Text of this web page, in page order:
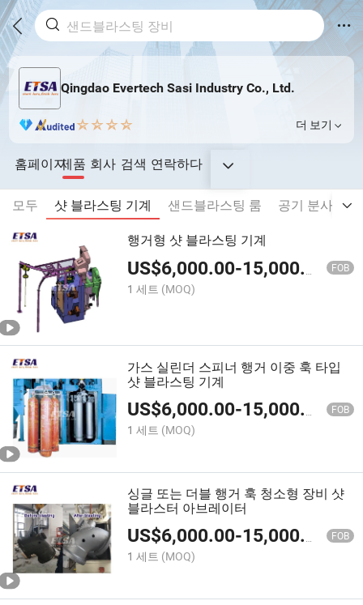
Qingdao Evertech Sasi Industry Co., Ltd.
더 보기
홈페이지제품 회사 검색 연락하다
모두 샷 블라스팅 기계 샌드블라스팅 룸
공기 분사 및
행거형 샷 블라스팅 기계
US$6,000.00-15,000.00 FOB
1 세트 (MOQ)
가스 실린더 스피너 행거 이중 훅 타입
샷 블라스팅 기계
US$6,000.00-15,000.00 FOB
1 세트 (MOQ)
싱글 또는 더블 행거 훅 청소형 장비 샷
블라스터 아브레이터
US$6,000.00-15,000.00 FOB
1 세트 (MOQ)